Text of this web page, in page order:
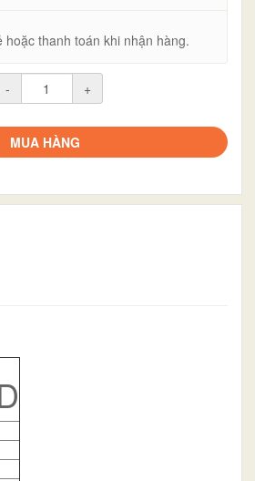
thanh toán khi nhận hàng.
- +
MUA HÀNG